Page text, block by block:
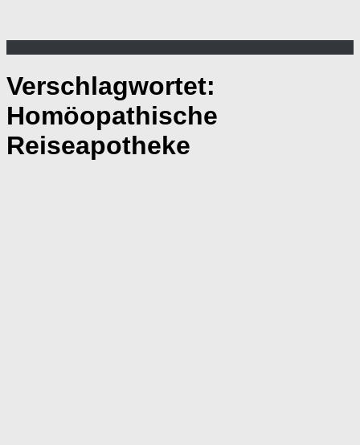
Verschlagwortet:
Homöopathische
Reiseapotheke